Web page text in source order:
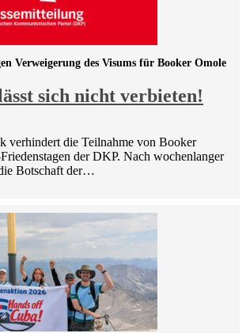
sich nicht verbieten!
Verweigerung des Visums für Booker Omole
verhindert die Teilnahme von Booker
der DKP. Nach wochenlanger
Botschaft der…